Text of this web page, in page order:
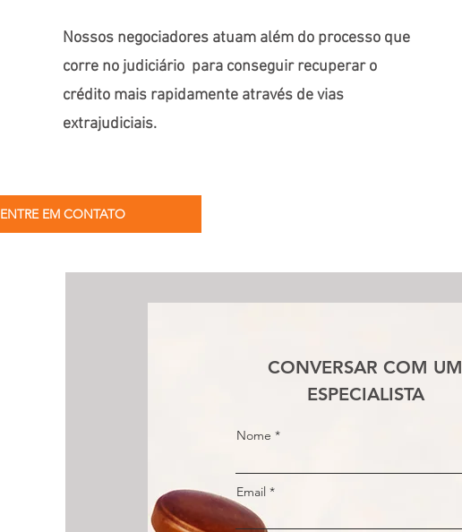
Nossos negociadores atuam além do processo que
corre no judiciário para conseguir recuperar o
crédito mais rapidamente através de vias
extrajudiciais.
ENTRE EM CONTATO
CONVERSAR COM UM
ESPECIALISTA
Nome
Email